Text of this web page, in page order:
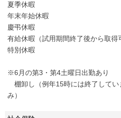
夏季休暇
年末年始休暇
慶弔休暇
有給休暇（試用期間終了後から取得
特別休暇
※6月の第3・第4土曜日出勤あり
棚卸し（例年15時には終了してい
み）